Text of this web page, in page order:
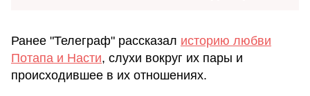
Ранее "Телеграф" рассказал историю любви
Потапа и Насти, слухи вокруг их пары и
происходившее в их отношениях.